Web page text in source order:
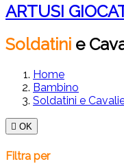
ARTUSI
Soldatini e
Home
Bambino
Soldatini e
 OK
Filtra per